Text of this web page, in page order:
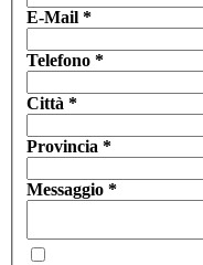
E-Mail *
Telefono *
Città *
Provincia *
Messaggio *